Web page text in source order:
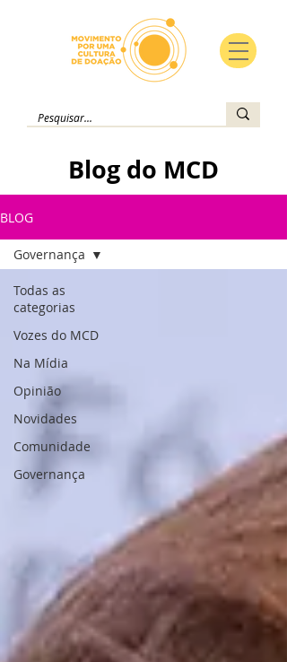
Blog do MCD
BLOG
Todas as
categorias
Vozes do MCD
Na Mídia
Opinião
Novidades
Comunidade
Governança
Governança